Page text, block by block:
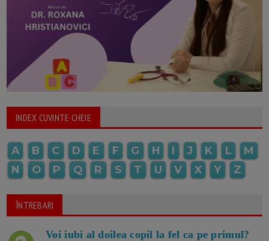
INDEX CUVINTE CHEIE
A B C D E F G H I J K L
M
N
O P Q R S T U V X Y Z
ÎNTREBARI
Voi iubi al doilea copil la fel ca pe primul?